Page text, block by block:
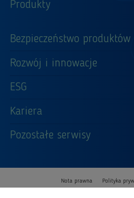
Produkty
Bezpieczeństwo produktów
Rozwój i innowacje
ESG
Kariera
Pozostałe serwisy
Nota prawna Polityka